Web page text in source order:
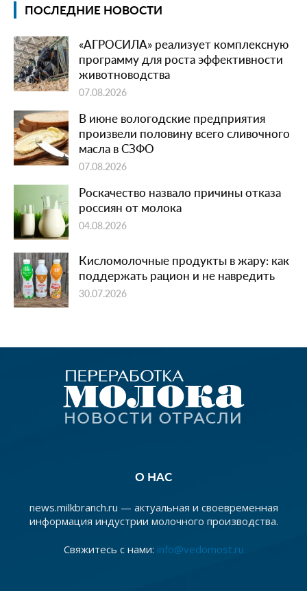
ПОСЛЕДНИЕ НОВОСТИ
«АГРОСИЛА» реализует комплексную
программу для роста эффективности
животноводства
07.08.2026
В июне вологодские предприятия
произвели половину всего сливочного
масла в СЗФО
07.08.2026
Роскачество назвало причины отказа
россиян от молока
04.08.2026
Кисломолочные продукты в жару: как
поддержать рацион и не навредить
30.07.2026
О НАС
news.milkbranch.ru — актуальная и своевременная
информация индустрии молочного производства.
Свяжитесь с нами: info@vedomost.ru